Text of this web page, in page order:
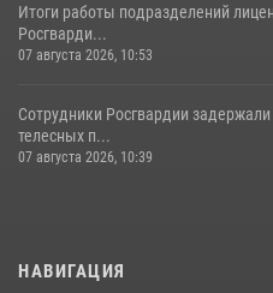
Итоги работы подразделений
Росгварди...
07 августа 2026, 10:53
Сотрудники Росгвардии
телесных п...
07 августа 2026, 10:39
НАВИГАЦИЯ